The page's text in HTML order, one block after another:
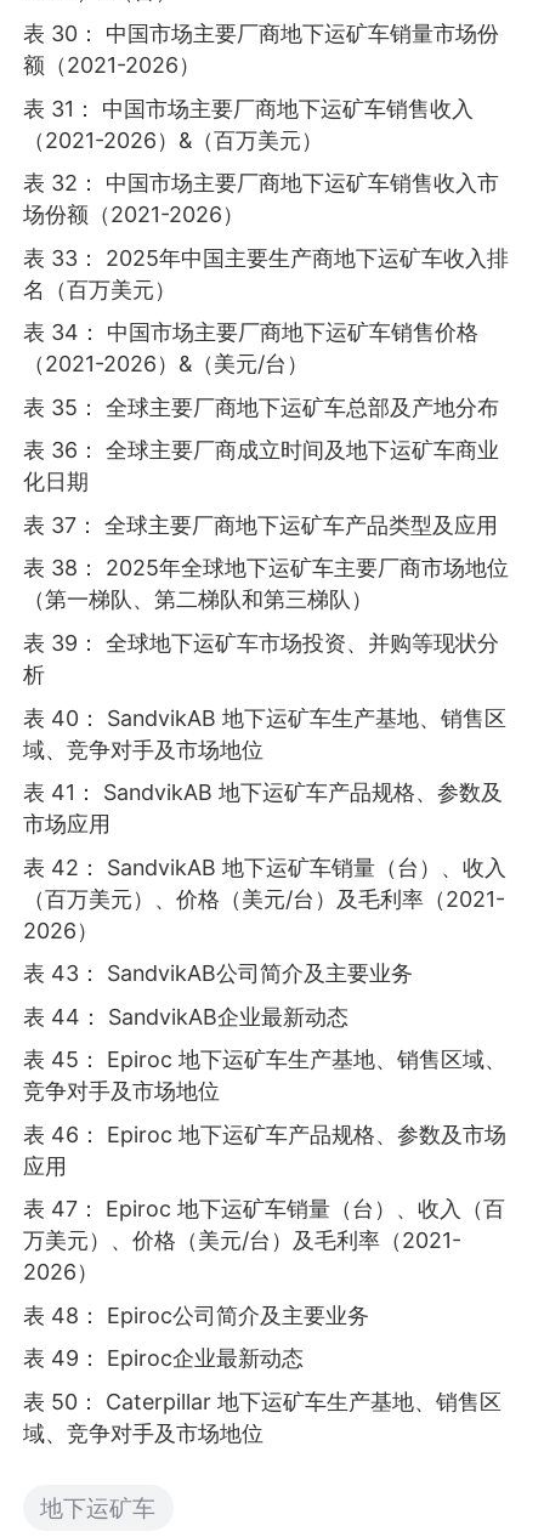
表 30： 中国市场主要厂商地下运矿车销量市场份
额（2021-2026）
表 31： 中国市场主要厂商地下运矿车销售收入
（2021-2026）&（百万美元）
表 32： 中国市场主要厂商地下运矿车销售收入市
场份额（2021-2026）
表 33： 2025年中国主要生产商地下运矿车收入排
名（百万美元）
表 34： 中国市场主要厂商地下运矿车销售价格
（2021-2026）&（美元/台）
表 35： 全球主要厂商地下运矿车总部及产地分布
表 36： 全球主要厂商成立时间及地下运矿车商业
化日期
表 37： 全球主要厂商地下运矿车产品类型及应用
表 38： 2025年全球地下运矿车主要厂商市场地位
（第一梯队、第二梯队和第三梯队）
表 39： 全球地下运矿车市场投资、并购等现状分
析
表 40： SandvikAB 地下运矿车生产基地、销售区
域、竞争对手及市场地位
表 41： SandvikAB 地下运矿车产品规格、参数及
市场应用
表 42： SandvikAB 地下运矿车销量（台）、收入
（百万美元）、价格（美元/台）及毛利率（2021-
2026）
表 43： SandvikAB公司简介及主要业务
表 44： SandvikAB企业最新动态
表 45： Epiroc 地下运矿车生产基地、销售区域、
竞争对手及市场地位
表 46： Epiroc 地下运矿车产品规格、参数及市场
应用
表 47： Epiroc 地下运矿车销量（台）、收入（百
万美元）、价格（美元/台）及毛利率（2021-
2026）
表 48： Epiroc公司简介及主要业务
表 49： Epiroc企业最新动态
表 50： Caterpillar 地下运矿车生产基地、销售区
域、竞争对手及市场地位
地下运矿车